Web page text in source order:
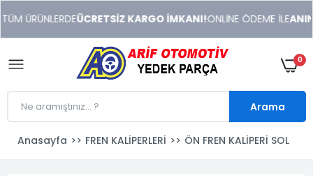
xonusu
veren
sitolar
ÜRÜNLERDEÜCRETSİZ KARGO İMKANI!ONLİNE ÖDEME İLE
0
Arama
Anasayfa FREN KALİPERLERİ ÖN FREN KALİPERİ SOL